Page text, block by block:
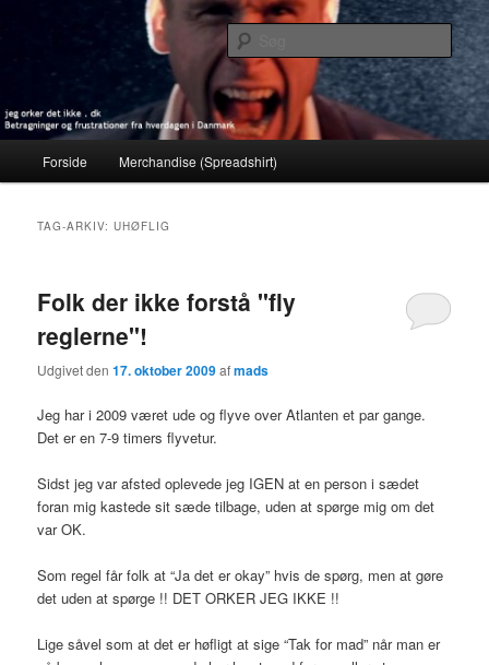
jeg orker det ikke . dk
Betragninger og frustrationer fra hverdagen i Danmark
Søg
Forside Merchandise (Spreadshirt)
TAG-ARKIV:UHØFLIG
Folk der ikke forstå "fly
reglerne"!
Udgivet den17. oktober 2009afmads
Jeg har i 2009 været ude og flyve over Atlanten et par gange.
Det er en 7-9 timers flyvetur.
Sidst jeg var afsted oplevede jeg IGEN at en person i sædet
foran mig kastede sit sæde tilbage, uden at spørge mig om det
var OK.
Som regel får folk at “Ja det er okay” hvis de spørg, men at gøre
det uden at spørge !! DET ORKER JEG IKKE !!
Lige såvel som at det er høfligt at sige “Tak for mad” når man er